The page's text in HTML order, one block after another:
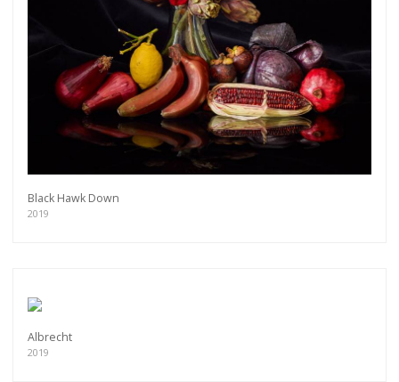
Black Hawk Down
2019
Albrecht
2019